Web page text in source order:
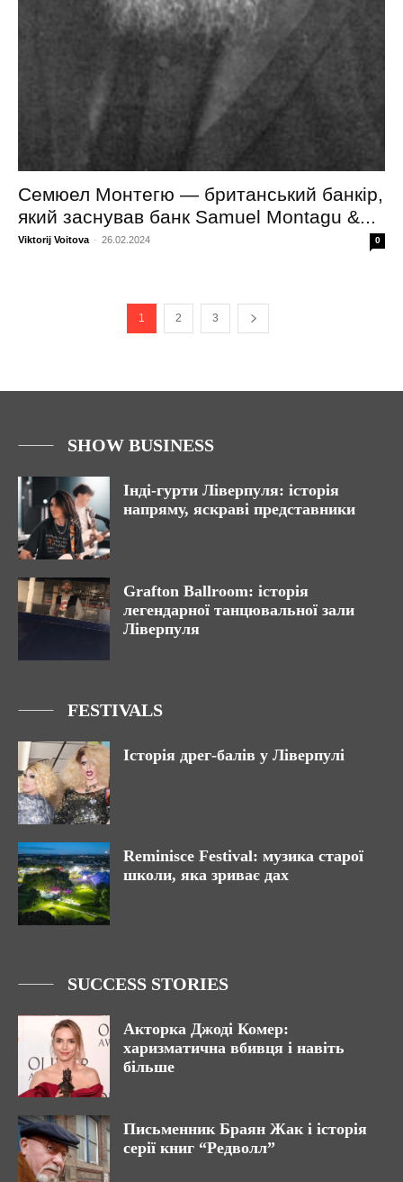
Семюел Монтегю — британський банкір,
який заснував банк Samuel Montagu &...
Viktorij Voitova - 26.02.2024 0
1 2 3
SHOW BUSINESS
Інді-гурти Ліверпуля: історія
напряму, яскраві представники
Grafton Ballroom: історія
легендарної танцювальної зали
Ліверпуля
FESTIVALS
Історія дрег-балів у Ліверпулі
Reminisce Festival: музика старої
школи, яка зриває дах
SUCCESS STORIES
Акторка Джоді Комер:
харизматична вбивця і навіть
більше
Письменник Браян Жак і історія
серії книг “Редволл”